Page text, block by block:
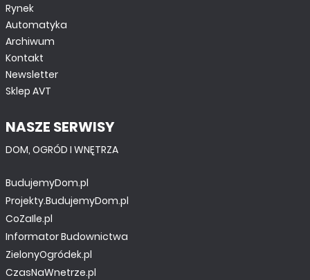
Rynek
Automatyka
Archiwum
Kontakt
Newsletter
Sklep AVT
NASZE SERWISY
DOM, OGRÓD I WNĘTRZA
BudujemyDom.pl
Projekty.BudujemyDom.pl
CoZaIle.pl
Informator Budownictwa
ZielonyOgródek.pl
CzasNaWnetrze.pl